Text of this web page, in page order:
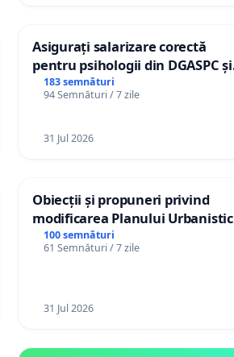
Asigurați salarizare corectă
pentru psihologii din DGASPC și
spitale
183 semnături
94 Semnături / 7 zile
31 Jul 2026
Obiecții și propuneri privind
modificarea Planului Urbanistic
General al orașului Ialoveni
100 semnături
61 Semnături / 7 zile
31 Jul 2026